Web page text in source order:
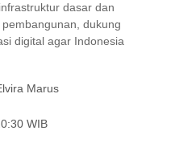
dasar dan
dukung
digital agar Indonesia
Marus
WIB